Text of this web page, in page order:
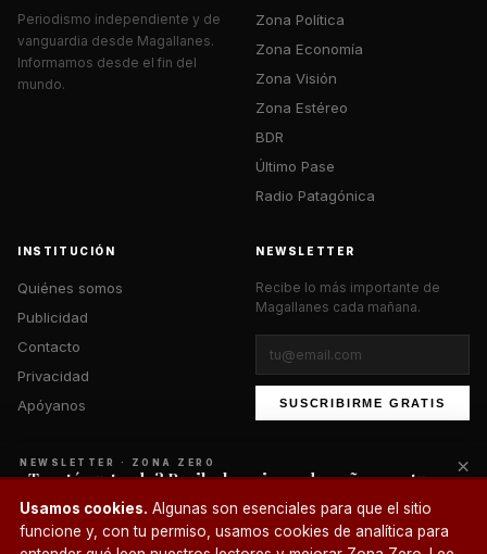
Periodismo independiente y de
vanguardia desde Magallanes.
Informamos desde el fin del
mundo.
Zona Política
Zona Economía
Zona Visión
Zona Estéreo
BDR
Último Pase
Radio Patagónica
INSTITUCIÓN
Quiénes somos
Publicidad
Contacto
Privacidad
Apóyanos
NEWSLETTER
Recibe lo más importante de
Magallanes cada mañana.
SUSCRIBIRME GRATIS
© 2026 Zona Zero Media. Todos los derechos reservados.
Usamos cookies. Algunas son esenciales para que el sitio
funcione y, con tu permiso, usamos cookies de analítica para
¿Un café?
NEWSLETTER · ZONA ZERO
¿Te está gustando? Recibe lo mejor cada mañana en tu
correo.
SUSCRIBIRME
×